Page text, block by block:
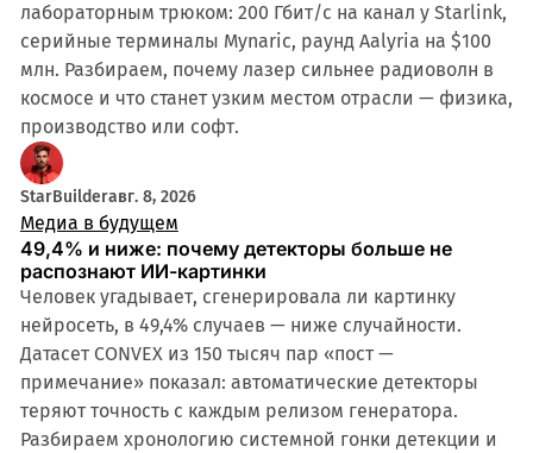
лабораторным трюком: 200 Гбит/с на канал у Starlink,
серийные терминалы Mynaric, раунд Aalyria на $100
млн. Разбираем, почему лазер сильнее радиоволн в
космосе и что станет узким местом отрасли — физика,
производство или софт.
StarBuilderавг. 8, 2026
Медиа в будущем
49,4% и ниже: почему детекторы больше не
распознают ИИ-картинки
Человек угадывает, сгенерировала ли картинку
нейросеть, в 49,4% случаев — ниже случайности.
Датасет CONVEX из 150 тысяч пар «пост —
примечание» показал: автоматические детекторы
теряют точность с каждым релизом генератора.
Разбираем хронологию системной гонки детекции и